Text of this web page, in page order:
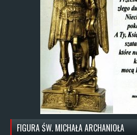
FIGURA ŚW. MICHAŁA ARCHANIOŁA